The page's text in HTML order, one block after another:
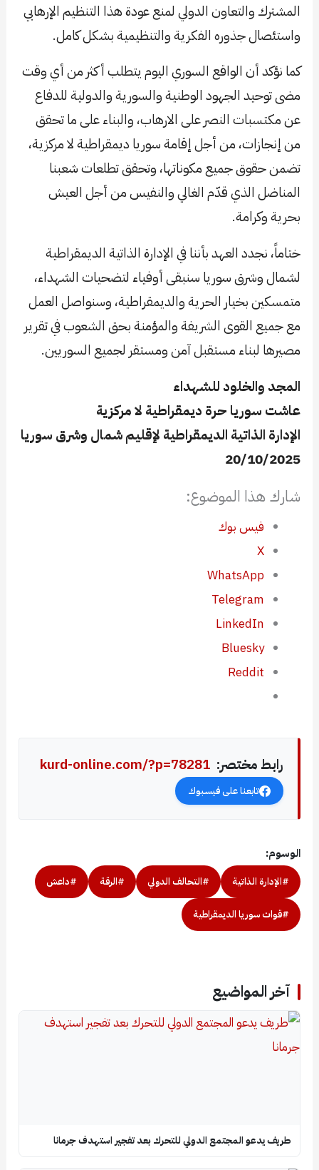
المشترك والتعاون الدولي لمنع عودة هذا التنظيم الإرهابي
واستئصال جذوره الفكرية والتنظيمية بشكل كامل.
كما نؤكد أن الواقع السوري اليوم يتطلب أكثر من أي وقت
مضى توحيد الجهود الوطنية والسورية والدولية للدفاع
عن مكتسبات النصر على الارهاب، والبناء على ما تحقق
من إنجازات، من أجل إقامة سوريا ديمقراطية لا مركزية،
تضمن حقوق جميع مكوناتها، وتحقق تطلعات شعبنا
المناضل الذي قدّم الغالي والنفيس من أجل العيش
بحرية وكرامة.
ختاماً، نجدد العهد بأننا في الإدارة الذاتية الديمقراطية
لشمال وشرق سوريا سنبقى أوفياء لتضحيات الشهداء،
متمسكين بخيار الحرية والديمقراطية، وسنواصل العمل
مع جميع القوى الشريفة والمؤمنة بحق الشعوب في تقرير
مصيرها لبناء مستقبل آمن ومستقر لجميع السوريين.
المجد والخلود للشهداء
عاشت سوريا حرة ديمقراطية لا مركزية
الإدارة الذاتية الديمقراطية لإقليم شمال وشرق سوريا
20/10/2025
شارك هذا الموضوع:
فيس بوك
X
WhatsApp
Telegram
LinkedIn
Bluesky
Reddit
رابط مختصر: kurd-online.com/?p=78281
تابعنا على فيسبوك
الوسوم:
#الإدارة الذاتية #التحالف الدولي #الرقة #داعش
#قوات سوريا الديمقراطية
آخر المواضيع
طريف يدعو المجتمع الدولي للتحرك بعد تفجير استهدف جرمانا